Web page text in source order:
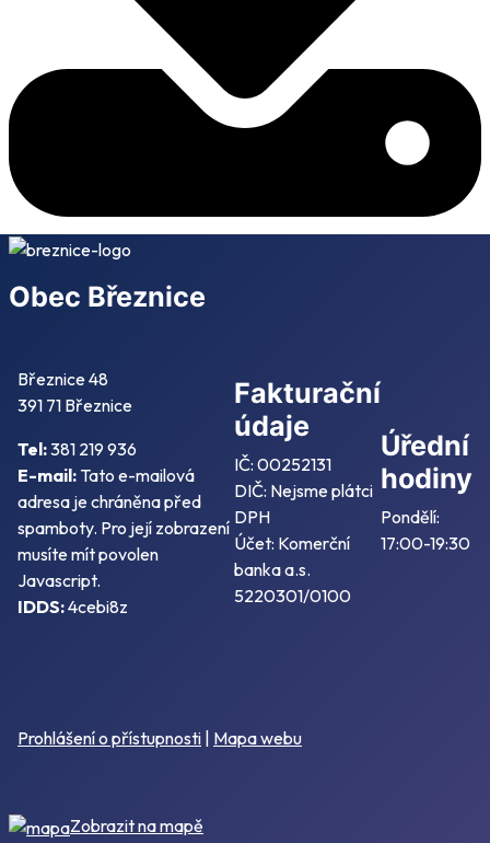
Obec Březnice
Březnice 48
391 71 Březnice
Tel:381 219 936
E-mail: Tato e-mailová
adresa je chráněna před
spamboty. Pro její zobrazení
musíte mít povolen
Javascript.
IDDS:4cebi8z
Fakturační
údaje
IČ: 00252131
DIČ: Nejsme plátci
DPH
Účet: Komerční
banka a.s.
5220301/0100
Úřední
hodiny
Pondělí:
17:00-19:30
Prohlášení o přístupnosti Mapa webu
Zobrazit na mapě